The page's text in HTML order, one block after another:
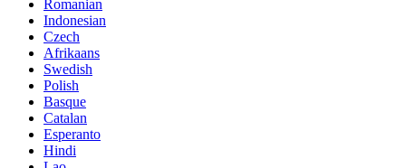
Romanian
Indonesian
Czech
Afrikaans
Swedish
Polish
Basque
Catalan
Esperanto
Hindi